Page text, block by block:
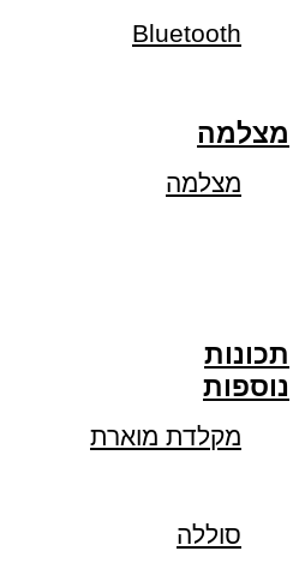
Bluetooth
מצלמה
מצלמה
תכונות
נוספות
מקלדת מוארת
סוללה